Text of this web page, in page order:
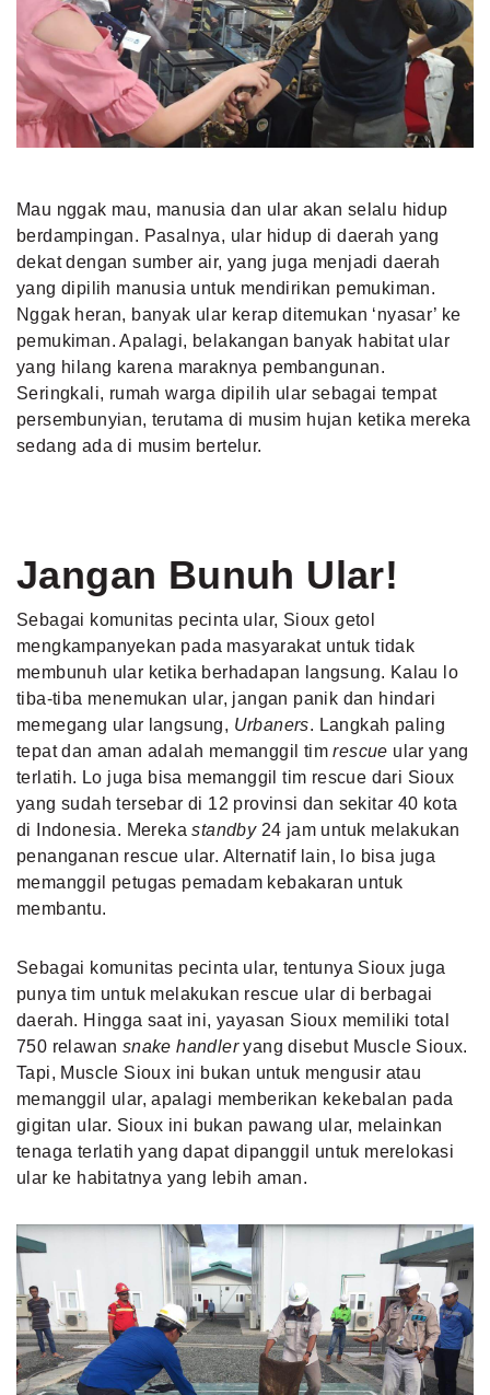
Mau nggak mau, manusia dan ular akan selalu hidup
berdampingan. Pasalnya, ular hidup di daerah yang
dekat dengan sumber air, yang juga menjadi daerah
yang dipilih manusia untuk mendirikan pemukiman.
Nggak heran, banyak ular kerap ditemukan ‘nyasar’ ke
pemukiman. Apalagi, belakangan banyak habitat ular
yang hilang karena maraknya pembangunan.
Seringkali, rumah warga dipilih ular sebagai tempat
persembunyian, terutama di musim hujan ketika mereka
sedang ada di musim bertelur.
Jangan Bunuh Ular!
Sebagai komunitas pecinta ular, Sioux getol
mengkampanyekan pada masyarakat untuk tidak
membunuh ular ketika berhadapan langsung. Kalau lo
tiba-tiba menemukan ular, jangan panik dan hindari
memegang ular langsung, Urbaners. Langkah paling
tepat dan aman adalah memanggil timrescue ular yang
terlatih. Lo juga bisa memanggil tim rescue dari Sioux
yang sudah tersebar di 12 provinsi dan sekitar 40 kota
di Indonesia. Merekastandby24 jam untuk melakukan
penanganan rescue ular. Alternatif lain, lo bisa juga
memanggil petugas pemadam kebakaran untuk
membantu.
Sebagai komunitas pecinta ular, tentunya Sioux juga
punya tim untuk melakukan rescue ular di berbagai
daerah. Hingga saat ini, yayasan Sioux memiliki total
750 relawan snake handleryang disebut Muscle Sioux.
Tapi, Muscle Sioux ini bukan untuk mengusir atau
memanggil ular, apalagi memberikan kekebalan pada
gigitan ular. Sioux ini bukan pawang ular, melainkan
tenaga terlatih yang dapat dipanggil untuk merelokasi
ular ke habitatnya yang lebih aman.